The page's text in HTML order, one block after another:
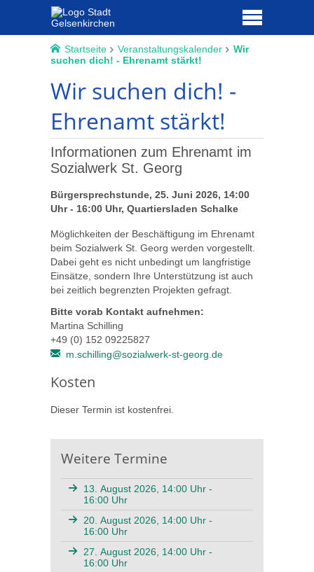
Startseite Veranstaltungskalender
Wir
suchen dich! - Ehrenamt stärkt!
Wir suchen dich! -
Ehrenamt stärkt!
Informationen zum Ehrenamt im
Sozialwerk St. Georg
Bürgersprechstunde, 25. Juni 2026, 14:00
Uhr - 16:00 Uhr, Quartiersladen Schalke
Möglichkeiten der Beschäftigung im Ehrenamt
beim Sozialwerk St. Georg werden vorgestellt.
Dabei geht es nicht unbedingt um langfristige
Einsätze, sondern Ihre Unterstützung ist auch
bei zeitlich begrenzten Projekten gefragt.
Bitte vorab Kontakt aufnehmen:
Martina Schilling
+49 (0) 152 09225827
m.schilling@sozialwerk-st-georg.de
Kosten
Dieser Termin ist kostenfrei.
Weitere Termine
13. August 2026, 14:00 Uhr -
16:00 Uhr
20. August 2026, 14:00 Uhr -
16:00 Uhr
27. August 2026, 14:00 Uhr -
16:00 Uhr